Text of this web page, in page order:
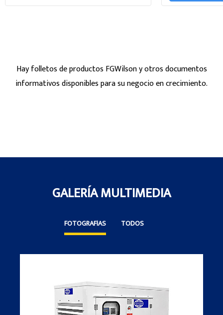
Hay folletos de productos FGWilson y otros documentos
informativos disponibles para su negocio en crecimiento.
GALERÍA MULTIMEDIA
FOTOGRAFÍAS TODOS